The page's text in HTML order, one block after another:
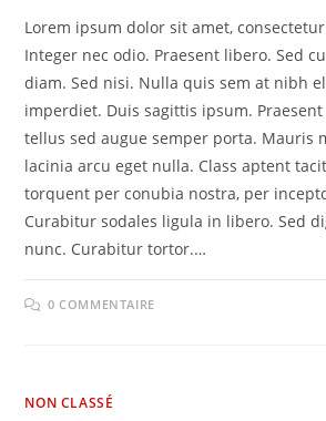
Lorem ipsum dolor sit amet,
Integer nec odio. Praesent libero. Sed
diam. Sed nisi. Nulla quis sem at nibh
imperdiet. Duis sagittis ipsum. Praesent
tellus sed augue semper porta. Mauris
lacinia arcu eget nulla. Class aptent
torquent per conubia nostra, per
Curabitur sodales ligula in libero. Sed
nunc. Curabitur tortor.…
0 COMMENTAIRE
NON CLASSÉ